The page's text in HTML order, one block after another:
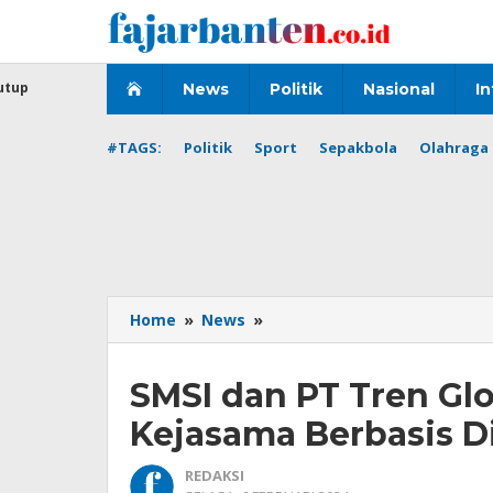
News Politik Nasional
#TAGS: Politik Sport Sepakbola
Home » News »
dan
Tren
Global
Sepakat
SMSI dan PT Tren
Kejasama Berbasis
REDAKSI